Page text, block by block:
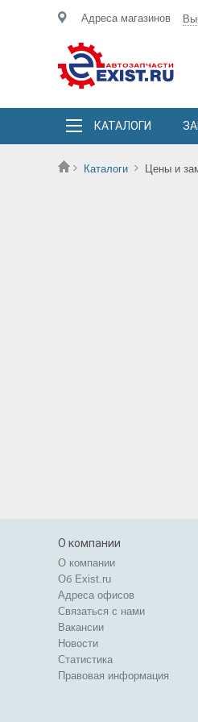
Адреса магазинов
КАТАЛОГИ
Каталоги Цены и
О компании
О компании
Об Exist.ru
Адреса офисов
Связаться с нами
Вакансии
Новости
Статистика
Правовая информация